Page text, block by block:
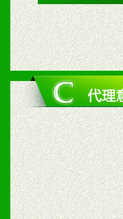
2、对于
六、服
1、完善
我们将
2、售后
以及时